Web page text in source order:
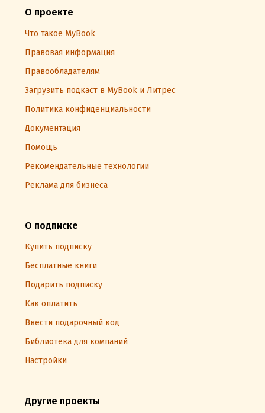
О проекте
Что такое MyBook
Правовая информация
Правообладателям
Загрузить подкаст в MyBook и Литрес
Политика конфиденциальности
Документация
Помощь
Рекомендательные технологии
Реклама для бизнеса
О подписке
Купить подписку
Бесплатные книги
Подарить подписку
Как оплатить
Ввести подарочный код
Библиотека для компаний
Настройки
Другие проекты